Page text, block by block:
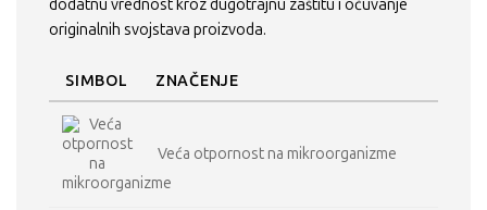
dodatnu vrednost kroz dugotrajnu zaštitu i očuvanje
originalnih svojstava proizvoda.
SIMBOL ZNAČENJE
Veća otpornost na mikroorganizme